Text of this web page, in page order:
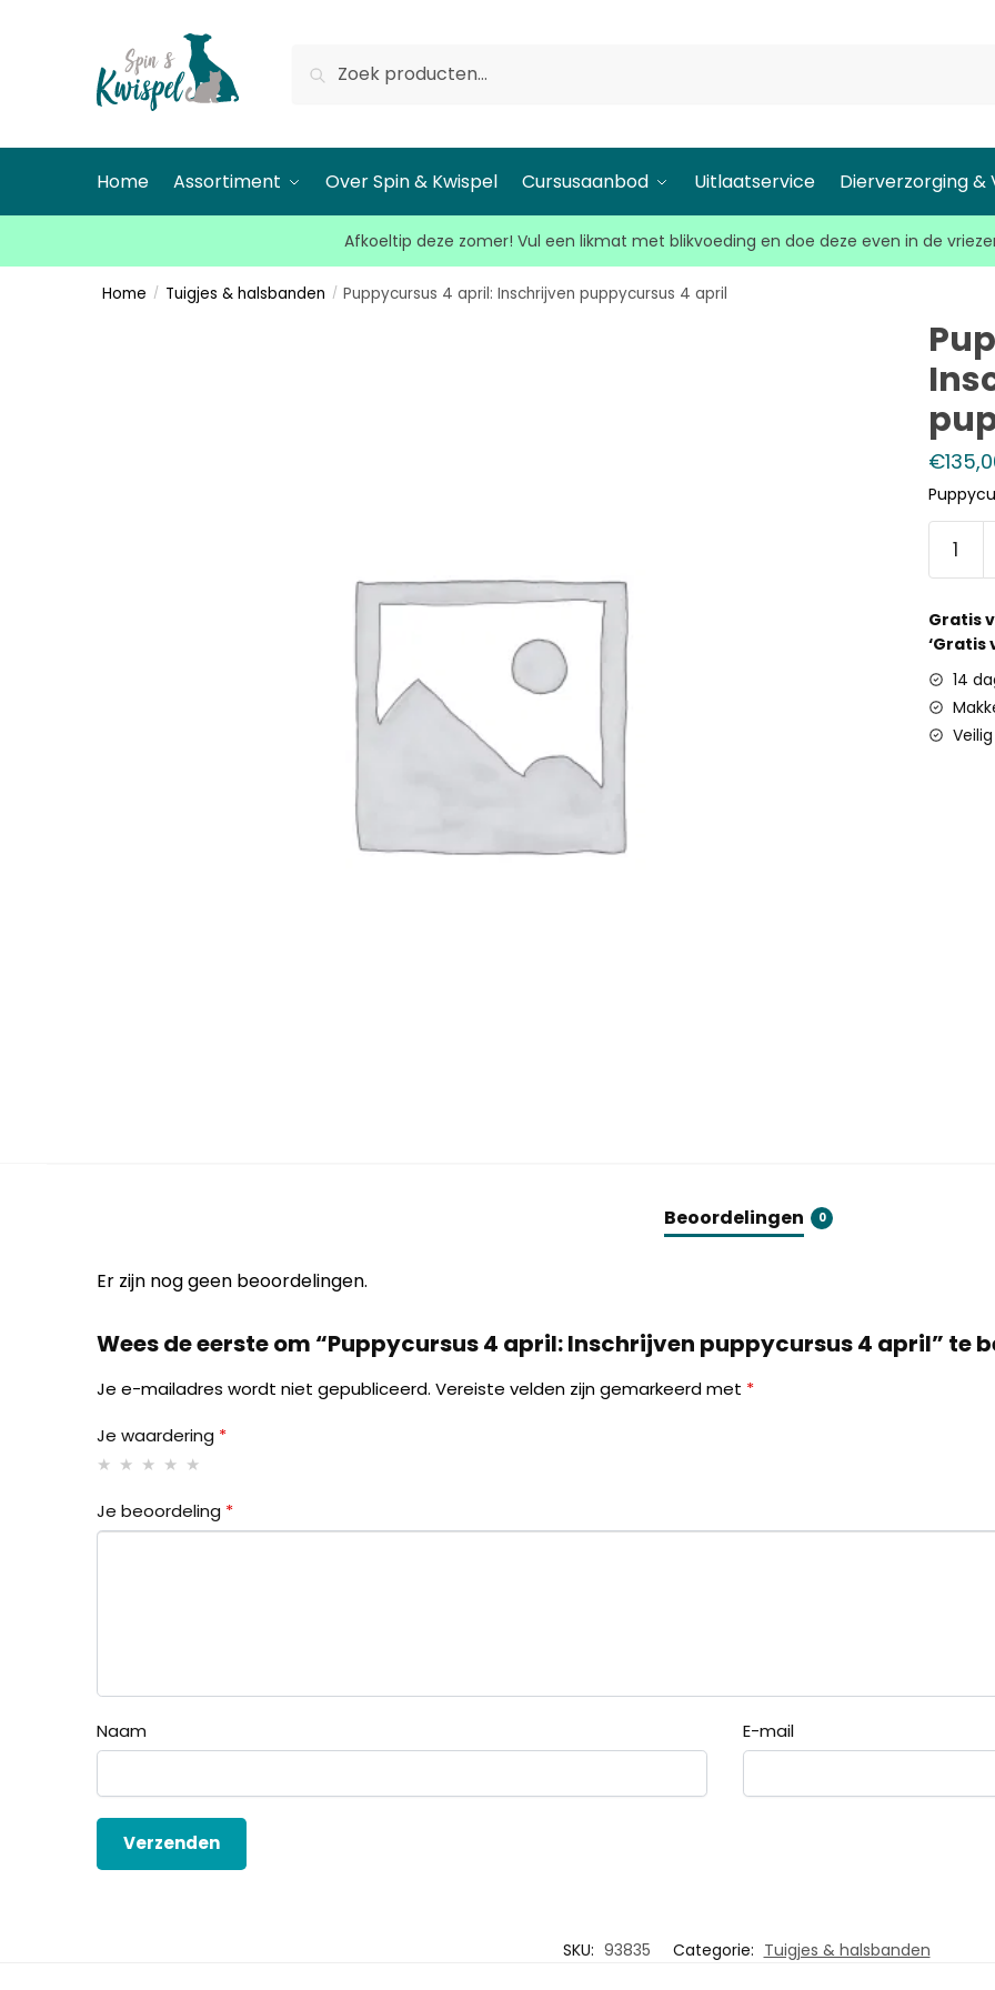
Home Assortiment Over Spin & Kwispel Cursusaanbod Uitlaatservice Dierverzorging &
Afkoeltip deze zomer! Vul een likmat met blikvoeding en doe deze even in de
Home / Tuigjes & halsbanden / Puppycursus 4 april: Inschrijven puppycursus 4 april
€
Gratis
‘Gratis
14
Beoordelingen 0
Er zijn nog geen beoordelingen.
Wees de eerste om “Puppycursus 4 april: Inschrijven puppycursus 4 april” te
Je e-mailadres wordt niet gepubliceerd. Vereiste velden zijn gemarkeerd met *
Je waardering *
Je beoordeling *
Naam E-mail
SKU: 93835 Categorie: Tuigjes & halsbanden